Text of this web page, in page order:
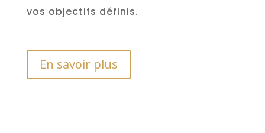
vos objectifs définis.
En savoir plus